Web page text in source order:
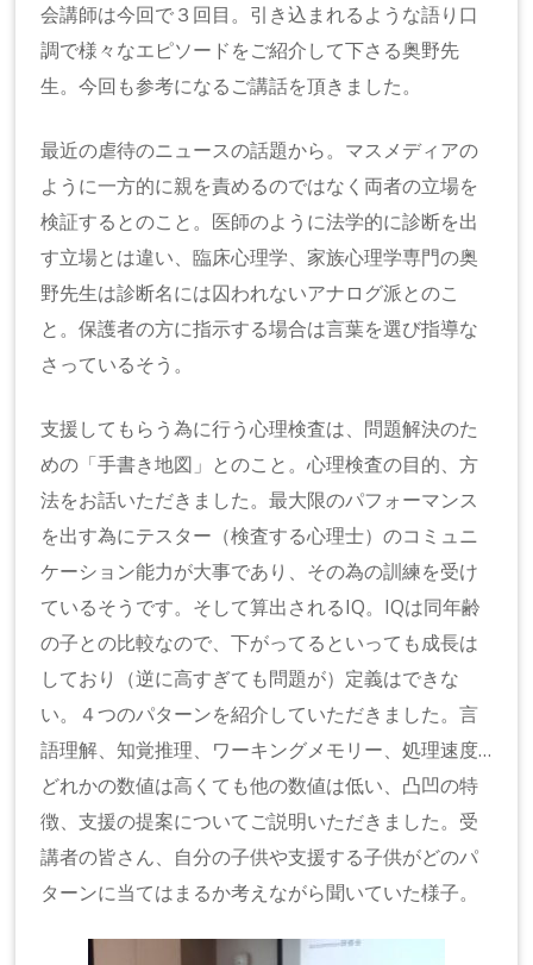
会講師は今回で３回目。引き込まれるような語り口
調で様々なエピソードをご紹介して下さる奥野先
生。今回も参考になるご講話を頂きました。
最近の虐待のニュースの話題から。マスメディアの
ように一方的に親を責めるのではなく両者の立場を
検証するとのこと。医師のように法学的に診断を出
す立場とは違い、臨床心理学、家族心理学専門の奥
野先生は診断名には囚われないアナログ派とのこ
と。保護者の方に指示する場合は言葉を選び指導な
さっているそう。
支援してもらう為に行う心理検査は、問題解決のた
めの「手書き地図」とのこと。心理検査の目的、方
法をお話いただきました。最大限のパフォーマンス
を出す為にテスター（検査する心理士）のコミュニ
ケーション能力が大事であり、その為の訓練を受け
ているそうです。そして算出されるIQ。IQは同年齢
の子との比較なので、下がってるといっても成長は
しており（逆に高すぎても問題が）定義はできな
い。４つのパターンを紹介していただきました。言
語理解、知覚推理、ワーキングメモリー、処理速度…
どれかの数値は高くても他の数値は低い、凸凹の特
徴、支援の提案についてご説明いただきました。受
講者の皆さん、自分の子供や支援する子供がどのパ
ターンに当てはまるか考えながら聞いていた様子。